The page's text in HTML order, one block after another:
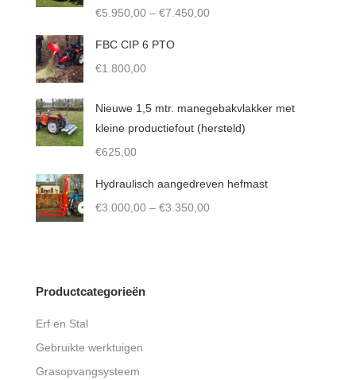
€700,00
€5.950,00 – €7.450,00Price
FBC CIP 6 PTO
€1.800,00
Nieuwe 1,5 mtr. manegebakvlakker met
kleine productiefout (hersteld)
€625,00
Hydraulisch aangedreven hefmast
€3.000,00 – €3.350,00Price
Productcategorieën
Erf en Stal
Gebruikte werktuigen
Grasopvangsysteem